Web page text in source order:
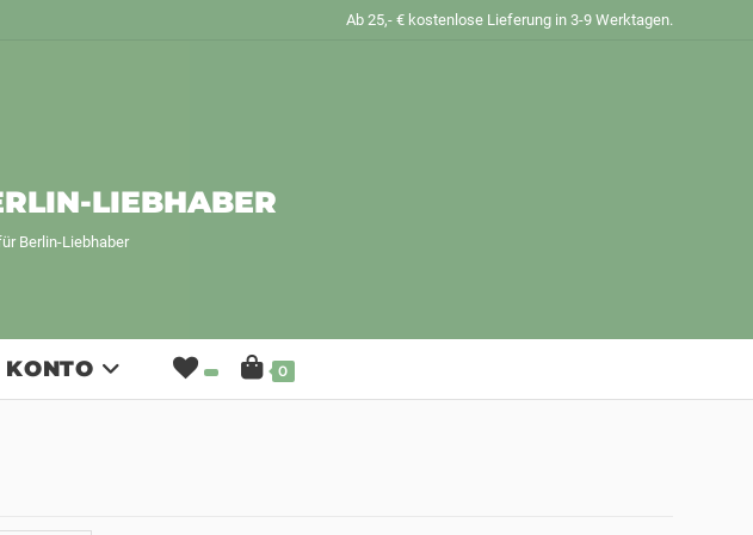
Ab 25,- € kostenlose Lieferung in 3-9 Werktagen.
LIEBHABER
Berlin-Liebhaber
KONTO 0